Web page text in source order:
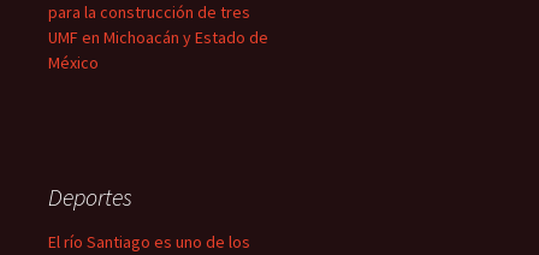
para la construcción de tres
UMF en Michoacán y Estado de
México
Deportes
El río Santiago es uno de los